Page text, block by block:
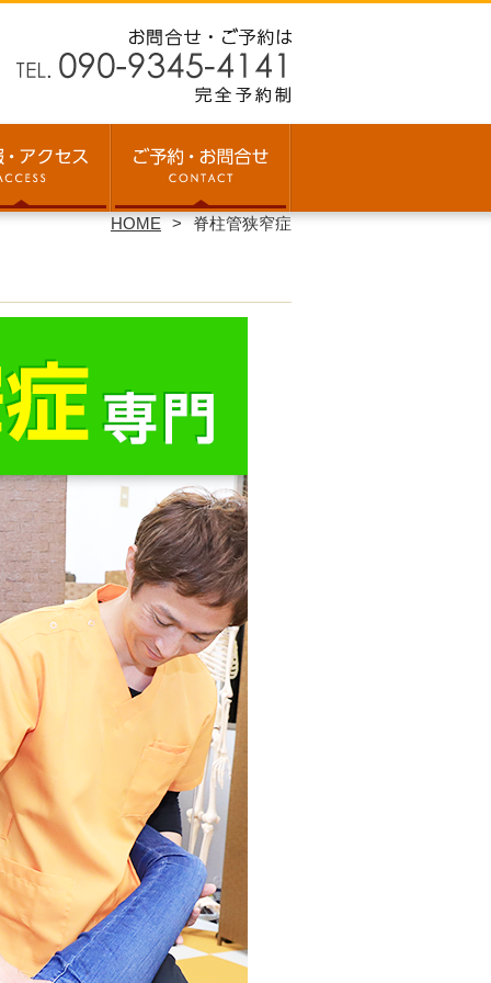
HOME 脊柱管狭窄症